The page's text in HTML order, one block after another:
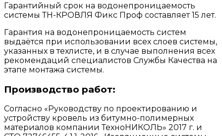
Гарантийный срок на водонепроницаемость
системы ТН-КРОВЛЯ Фикс Проф составляет 15 лет.
Гарантия на водонепроницаемость систем
выдаётся при использовании всех слоев системы,
указанных в техлисте, и в случае выполнения всех
рекомендаций специалистов Службы Качества на
этапе монтажа системы.
Производство работ:
Согласно «Руководству по проектированию и
устройству кровель из битумно-полимерных
материалов компании ТехноНИКОЛЬ» 2017 г. и